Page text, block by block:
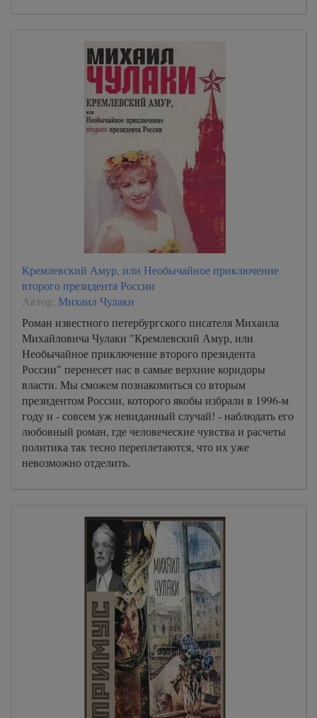
Кремлевский Амур, или Необычайное приключение
второго президента России
Автор: Михаил Чулаки
Роман известного петербургского писателя Михаила
Михайловича Чулаки "Кремлевский Амур, или
Необычайное приключение второго президента
России" перенесет нас в самые верхние коридоры
власти. Мы сможем познакомиться со вторым
президентом России, которого якобы избрали в 1996-м
году и - совсем уж невиданный случай! - наблюдать его
любовный роман, где человеческие чувства и расчеты
политика так тесно переплетаются, что их уже
невозможно отделить.